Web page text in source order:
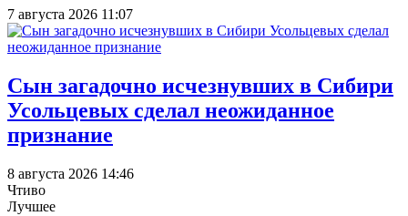
7 августа 2026 11:07
Сын загадочно исчезнувших в Сибири
Усольцевых сделал неожиданное
признание
8 августа 2026 14:46
Чтиво
Лучшее